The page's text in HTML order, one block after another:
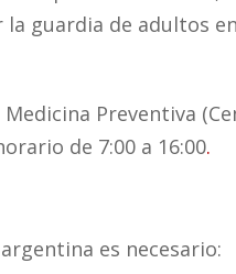
la guardia de adultos
Preventiva
de 7:00 a 16:00.
es necesario: